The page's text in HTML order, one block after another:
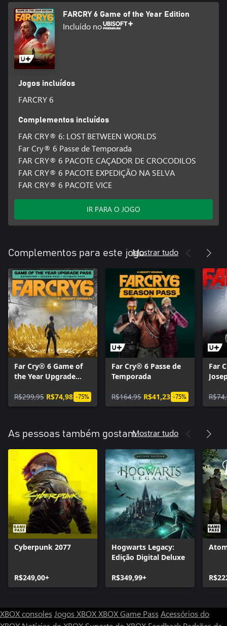
FARCRY 6 Game of the Year Edition
Incluído no
Jogos incluídos
FARCRY 6
Complementos incluídos
FAR CRY® 6: LOST BETWEEN WORLDS
Far Cry® 6 Passe de Temporada
FAR CRY® 6 PACOTE CAÇADOR DE CROCODILOS
FAR CRY® 6 PACOTE EXPEDIÇÃO NA SELVA
FAR CRY® 6 PACOTE VICE
IR PARA O JOGO
Complementos para este jogoMostrar tudo
Far Cry® 6 Game of
the Year Upgrade
R$299,95 R$74,98 -75%
Far Cry® 6 Passe de
Temporada
R$164,95 R$41,23 -75%
Far
As pessoas também gostamMostrar tudo
Cyberpunk 2077
R$249,00+
Hogwarts Legacy:
Edição Digital Deluxe
R$349,99+
XBOX consoles Jogos XBOXXBOX Game Pass Acessórios do